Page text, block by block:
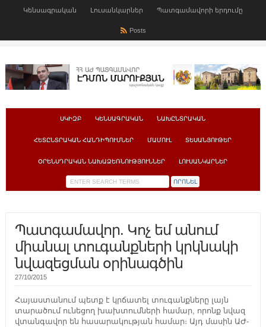
Կենսագրական Լուսանկարներ Պատգամավորի երդումը
Posts
ՍԿԻԶԲ ԿԵՆՍԱԳՐԱԿԱՆ ՆԱԽԸՆՏՐԱԿԱՆ
ՀԵՏԸՆՏՐԱԿԱՆ ՀԱՆԴԻՊՈՒՄՆԵՐ ՄԱՄՈՒԼ ՏԵՍԱՆՅՈՒԹԵՐ
ՕՐԵՆՍԴՐԱԿԱՆ ՆԱԽԱՁԵՌՆՈՒԹՅՈՒՆՆԵՐ ԼՈՒՍԱՆԿԱՐՆԵՐ
Պատգամավոր. Կոչ եմ անում
միանալ տուգանքների կրկնակի
նվազեցման օրինագծին
27/10/2015
Հայաստանում պետք է կրճատել տուգանքները լայն
տարածում ունեցող խախտումների համար, որոնք նվազ
վտանգավոր են հասարակության համար։ Այդ մասին ԱԺ-